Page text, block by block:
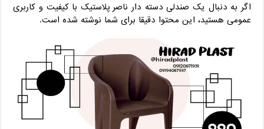
اگر به‌ دنبال یک صندلی دسته دار ناصر پلاستیک با کیفیت و کاربری
عمومی هستید، این محتوا دقیقا برای شما نوشته شده است.